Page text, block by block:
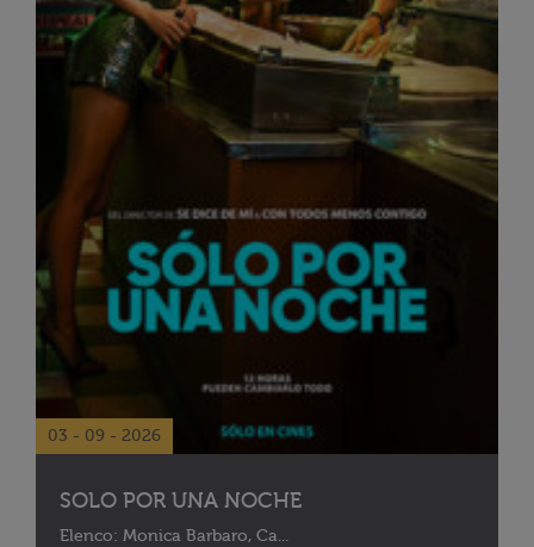
03 - 09 - 2026
SOLO POR UNA NOCHE
Elenco: Monica Barbaro, Ca...